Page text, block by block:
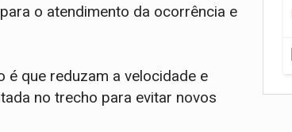
o atendimento da ocorrência e
que reduzam a velocidade e
no trecho para evitar novos